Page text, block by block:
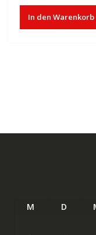
war:
€37,85
In den Warenkorb
M D